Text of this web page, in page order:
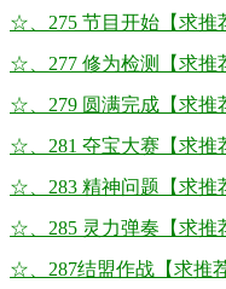
☆、275 节目开始【求推
☆、277 修为检测【求推
☆、279 圆满完成【求推
☆、281 夺宝大赛【求推
☆、283 精神问题【求推
☆、285 灵力弹奏【求推
☆、287结盟作战【求推荐